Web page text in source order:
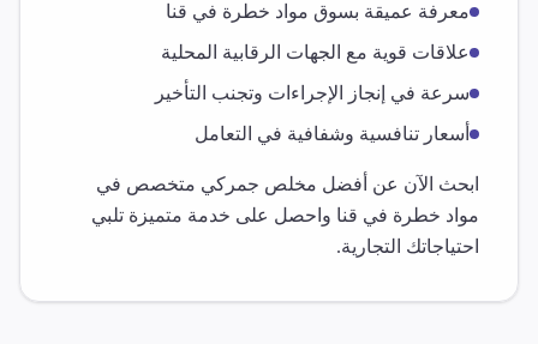
معرفة عميقة بسوق مواد خطرة في قنا
علاقات قوية مع الجهات الرقابية المحلية
سرعة في إنجاز الإجراءات وتجنب التأخير
أسعار تنافسية وشفافية في التعامل
ابحث الآن عن أفضل مخلص جمركي متخصص في
مواد خطرة في قنا واحصل على خدمة متميزة تلبي
احتياجاتك التجارية.